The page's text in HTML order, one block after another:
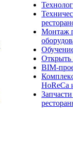
Монтаж
Открыть
BIM-
HoReCa